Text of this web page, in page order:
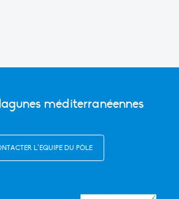
méditerranéennes
L’ÉQUIPE DU PÔLE